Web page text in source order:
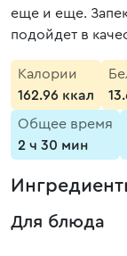
еще и еще.
подойдет в
Калории
162.96 ккал
Общее время
2 ч 30 мин
Для блюда